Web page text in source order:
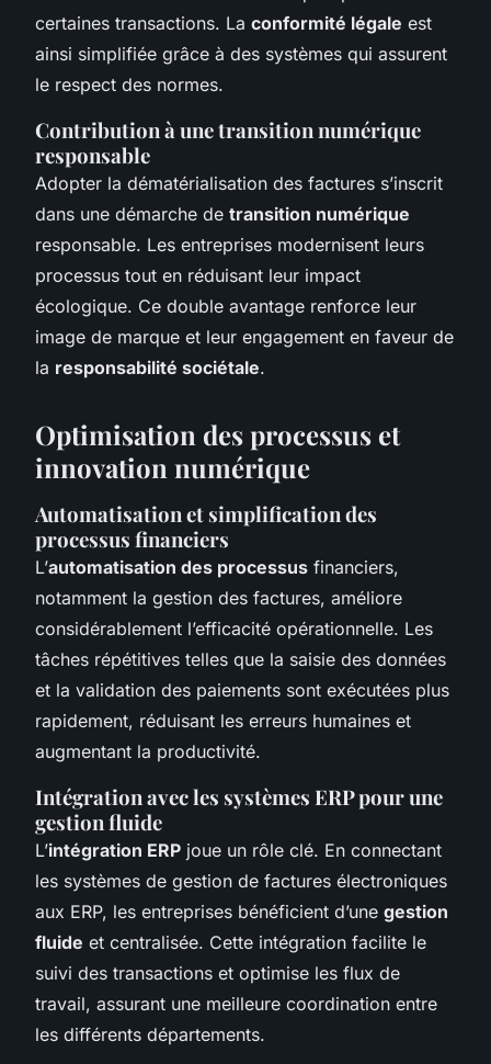
certaines transactions. La conformité légale est
ainsi simplifiée grâce à des systèmes qui assurent
le respect des normes.
Contribution à une transition numérique
responsable
Adopter la dématérialisation des factures s’inscrit
dans une démarche de transition numérique
responsable. Les entreprises modernisent leurs
processus tout en réduisant leur impact
écologique. Ce double avantage renforce leur
image de marque et leur engagement en faveur de
la responsabilité sociétale.
Optimisation des processus et
innovation numérique
Automatisation et simplification des
processus financiers
L’automatisation des processus financiers,
notamment la gestion des factures, améliore
considérablement l’efficacité opérationnelle. Les
tâches répétitives telles que la saisie des données
et la validation des paiements sont exécutées plus
rapidement, réduisant les erreurs humaines et
augmentant la productivité.
Intégration avec les systèmes ERP pour une
gestion fluide
L’intégration ERP joue un rôle clé. En connectant
les systèmes de gestion de factures électroniques
aux ERP, les entreprises bénéficient d’une gestion
fluide et centralisée. Cette intégration facilite le
suivi des transactions et optimise les flux de
travail, assurant une meilleure coordination entre
les différents départements.